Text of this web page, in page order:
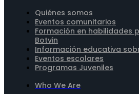
Quiénes somos
Eventos comunitarios
Formación en habilidades
Botvin
Información educativa
Eventos escolares
Programas Juveniles
Who We Are